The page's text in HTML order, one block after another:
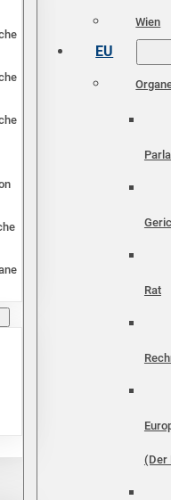
Wien
EU
Rat
(Der